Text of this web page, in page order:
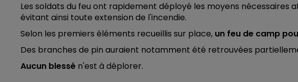
Les soldats du feu ont rapidement déployé les moyens nécessaires
évitant ainsi toute extension de l'incendie.
Selon les premiers éléments recueillis sur place, un feu de camp
Des branches de pin auraient notamment été retrouvées
Aucun blessé n'est à déplorer.